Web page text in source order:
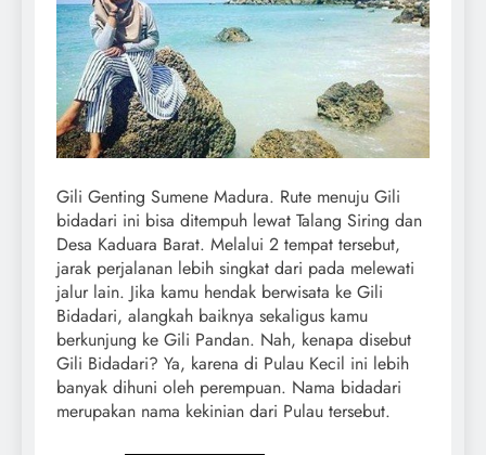
Gili Genting Sumene Madura. Rute menuju Gili
bidadari ini bisa ditempuh lewat Talang Siring dan
Desa Kaduara Barat. Melalui 2 tempat tersebut,
jarak perjalanan lebih singkat dari pada melewati
jalur lain. Jika kamu hendak berwisata ke Gili
Bidadari, alangkah baiknya sekaligus kamu
berkunjung ke Gili Pandan. Nah, kenapa disebut
Gili Bidadari? Ya, karena di Pulau Kecil ini lebih
banyak dihuni oleh perempuan. Nama bidadari
merupakan nama kekinian dari Pulau tersebut.